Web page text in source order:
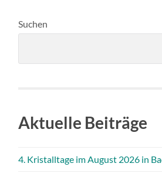
Suchen
Aktuelle Beiträge
4. Kristalltage im August 2026 in